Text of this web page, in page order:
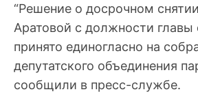
“Решение о досрочном
Аратовой с должности
принято единогласно на
депутатского объединения
сообщили в пресс-службе.